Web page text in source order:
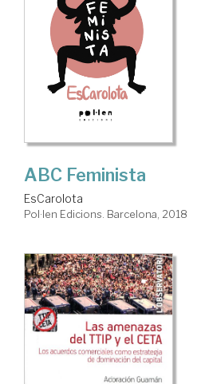
ABC Feminista
EsCarolota
Pol·len Edicions. Barcelona, 2018